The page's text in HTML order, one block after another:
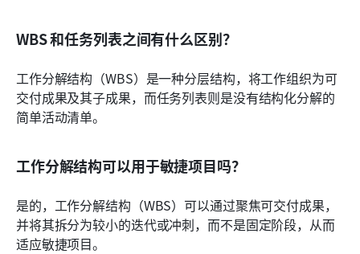
WBS 和任务列表之间有什么区别？
工作分解结构（WBS）是一种分层结构，将工作组织为可
交付成果及其子成果，而任务列表则是没有结构化分解的
简单活动清单。
工作分解结构可以用于敏捷项目吗？
是的，工作分解结构（WBS）可以通过聚焦可交付成果，
并将其拆分为较小的迭代或冲刺，而不是固定阶段，从而
适应敏捷项目。